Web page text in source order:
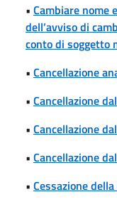
• Cambiare nome
dell’avviso di
conto di soggetto
• Cancellazione
• Cancellazione
• Cancellazione
• Cancellazione
• Cessazione